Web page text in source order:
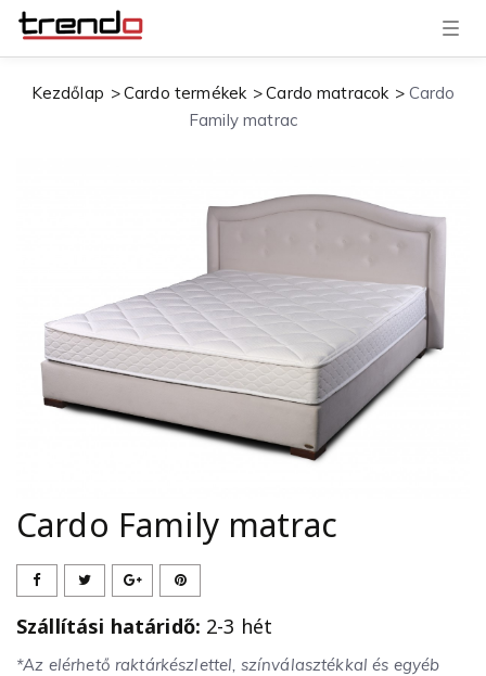
T
g
l
Kezdőlap Cardo termékek Cardo matracok
Cardo
Family matrac
Cardo Family matrac
Szállítási határidő: 2-3 hét
*Az elérhető raktárkészlettel, színválasztékkal és egyéb